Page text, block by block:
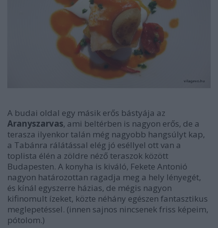
A budai oldal egy másik erős bástyája az
Aranyszarvas, ami beltérben is nagyon erős, de a
terasza ilyenkor talán még nagyobb hangsúlyt kap,
a Tabánra rálátással elég jó eséllyel ott van a
toplista élén a zöldre néző teraszok között
Budapesten. A konyha is kiváló, Fekete Antonió
nagyon határozottan ragadja meg a hely lényegét,
és kínál egyszerre házias, de mégis nagyon
kifinomult ízeket, közte néhány egészen fantasztikus
meglepetéssel. (innen sajnos nincsenek friss képeim,
pótolom.)